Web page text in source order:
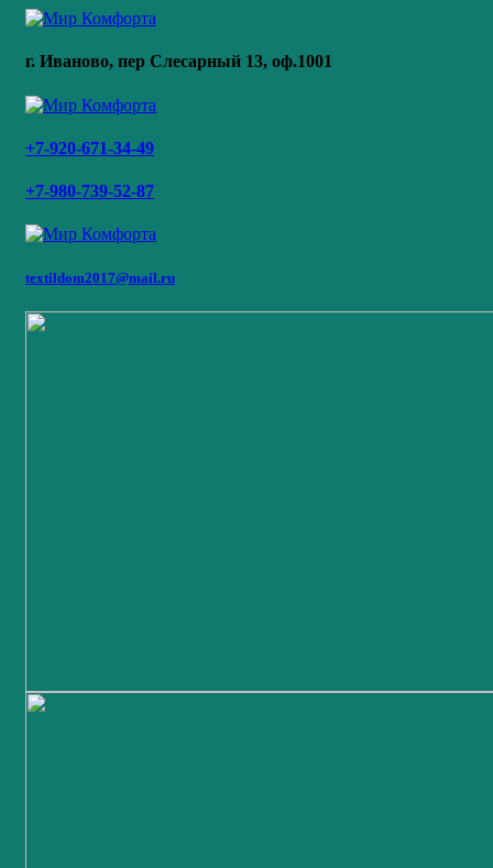
г. Иваново, пер Слесарный 13, оф.1001
+7-920-671-34-49
+7-980-739-52-87
textildom2017@mail.ru